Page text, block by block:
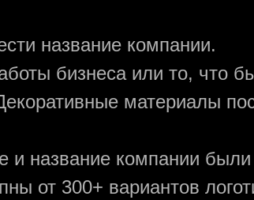
название компании.
бизнеса или то, что
материалы
и название компании
от 300+ вариантов